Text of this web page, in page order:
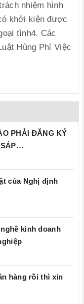
nhiệm hình
khởi kiện được
tình4. Các
Hùng Phí Việc
PHẢI ĐĂNG KÝ
SÁP…
của Nghị định
kinh doanh
hàng rồi thì xin